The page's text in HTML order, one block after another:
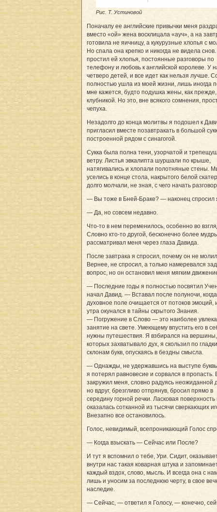
Рис. Т. Устиновой
Поначалу ее английские привычки меня
вместо «ой» жена восклицала «ауч», а на
готовила не яичницу, а кукурузные хлопья с
Но спала она крепко и никогда не видела
простил ей хлопья, постоянные разговоры по
телефону и любовь к английской королеве. У
четверо детей, и все идет как нельзя лучше.
полностью ушла из моей жизни, лишь иногда
мне кажется, будто подушка жены, как
клубникой. Но это, вне всякого сомнения,
чепуха.
Незадолго до конца молитвы я подошел к
пригласил вместе позавтракать в большой
построенной рядом с синагогой.
Сукка была полна тени, узорчатой и
ветру. Листья эвкалипта шуршали по крыше,
натягивались и хлопали полотняные стены.
уселись в конце стола, накрытого белой
долго молчали, не зная, с чего начать
— Вы тоже в Бней-Браке? — наконец спросил
— Да, но совсем недавно.
Что-то в нем переменилось, особенно во
Словно кто-то другой, бесконечно более
рассматривал меня через глаза Давида.
После завтрака я спросил, почему он не
Вернее, не спросил, а только намеревался
вопрос, но он остановил меня мягким
— Последние годы я полностью посвятил
начал Давид. — Вставал после полуночи, когда
духовное поле очищается от потоков эмоций,
утра окунался в тайны скрытого Знания.
— Погружение в Слово — это наиболее
занятие на свете. Умеющему впустить его в
нужны путешествия. Я взбирался на
которых захватывало дух, я скользил по
склонам букв, опускаясь в бездны смысла.
— Однажды, не удержавшись на выступе
я потерял равновесие и сорвался в пропасть.
закружил меня, словно радуясь неожиданной
но вдруг, брезгливо отпрянув, бросил прямо в
середину горной речки. Ласковая
оказалась сотканной из тысячи сверкающих
Внезапно все остановилось.
Голос, невидимый, всепроникающий Голос
— Когда взыскать — Сейчас или После?
И тут я вспомнил о тебе, Ури. Сидит,
внутри нас такая коварная штука и
каждый вздох, слово, мысль. И всегда она с
лишь и уносим за последнюю черту, в свое
наследие.
— Сейчас, — ответил я Голосу, — конечно,